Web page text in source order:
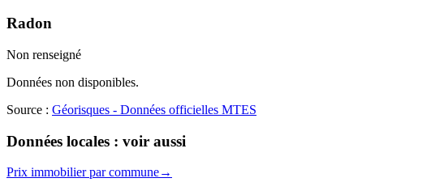
Radon
Non renseigné
Données non disponibles.
Source : Géorisques - Données officielles MTES
Données locales : voir aussi
Prix immobilier par commune→